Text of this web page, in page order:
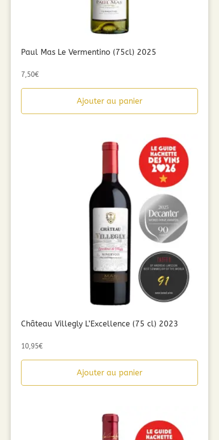
Paul Mas Le Vermentino (75cl) 2025
7,50€
Ajouter au panier
Château Villegly L’Excellence (75 cl) 2023
10,95€
Ajouter au panier